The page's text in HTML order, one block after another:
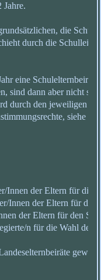
Jahre.
die Schule
durch die
eine
sind dann aber nicht
durch den jeweiligen
siehe §
für die
für die
für den
Wahl des